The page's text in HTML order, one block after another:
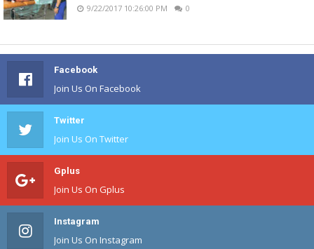
9/22/2017 10:26:00 PM 0
Facebook
Join Us On Facebook
Twitter
Join Us On Twitter
Gplus
Join Us On Gplus
Instagram
Join Us On Instagram